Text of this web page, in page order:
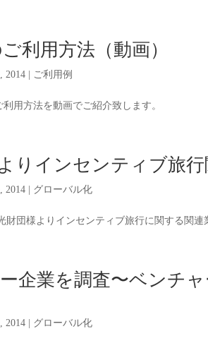
利用方法（動画）
2014 ご利用例
利用方法を動画でご紹介致します。
りインセンティブ旅
2014 グローバル化
団様よりインセンティブ旅行に関する関連
企業を調査〜ベンチ
2014 グローバル化